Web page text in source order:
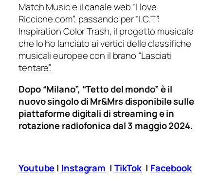
Match Music e il canale web “I love
Riccione.com”, passando per “I.C.T”:
Inspiration Color Trash, il progetto musicale
che lo ho lanciato ai vertici delle classifiche
musicali europee con il brano “Lasciati
tentare”.
Dopo “Milano”, “Tetto del mondo” è il
nuovo singolo di Mr&Mrs disponibile sulle
piattaforme digitali di streaming e in
rotazione radiofonica dal 3 maggio 2024.
Youtube| Instagram | TikTok | Facebook